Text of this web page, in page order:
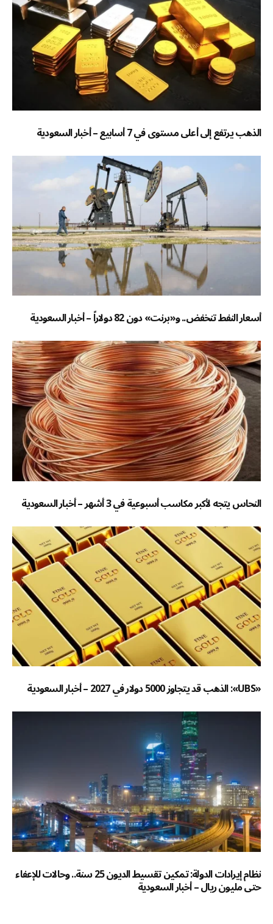
الذهب يرتفع إلى أعلى مستوى في 7 أسابيع – أخبار السعودية
أسعار النفط تنخفض.. و«برنت» دون 82 دولاراً – أخبار السعودية
النحاس يتجه لأكبر مكاسب أسبوعية في 3 أشهر – أخبار السعودية
«UBS»: الذهب قد يتجاوز 5000 دولار في 2027 – أخبار السعودية
نظام إيرادات الدولة: تمكين تقسيط الديون 25 سنة.. وحالات للإعفاء
حتى مليون ريال – أخبار السعودية